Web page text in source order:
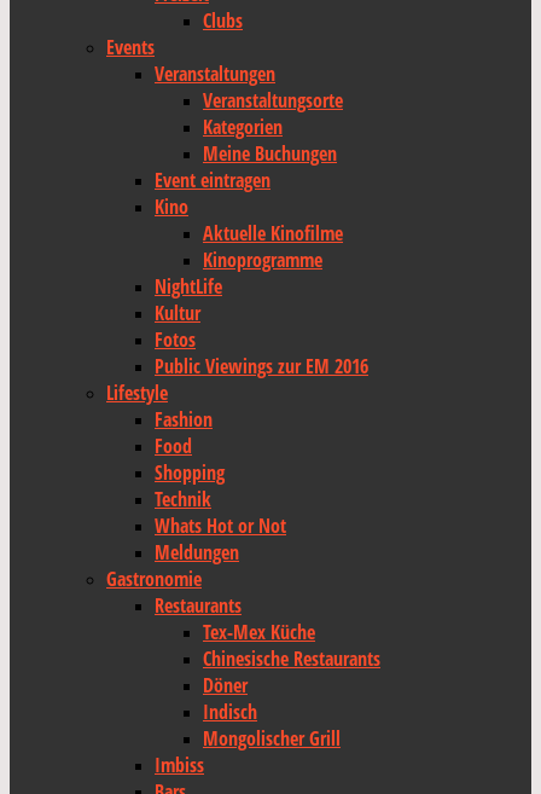
Clubs
Events
Veranstaltungen
Veranstaltungsorte
Kategorien
Meine Buchungen
Event eintragen
Kino
Aktuelle Kinofilme
Kinoprogramme
NightLife
Kultur
Fotos
Public Viewings zur EM 2016
Lifestyle
Fashion
Food
Shopping
Technik
Whats Hot or Not
Meldungen
Gastronomie
Restaurants
Tex-Mex Küche
Chinesische Restaurants
Döner
Indisch
Mongolischer Grill
Imbiss